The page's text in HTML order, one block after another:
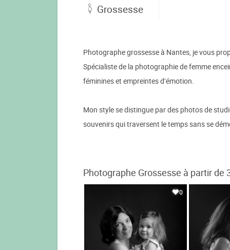
Grossesse
Photographe grossesse à Nantes, je vous
Spécialiste de la photographie de femme
féminines et empreintes d’émotion.
Mon style se distingue par des photos de
souvenirs qui traversent le temps sans se
Photographe Grossesse à partir de
0